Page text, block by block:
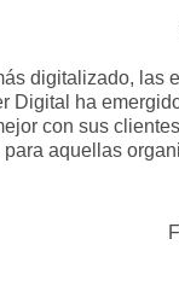
digitalizado, las
Digital ha
con sus
aquellas